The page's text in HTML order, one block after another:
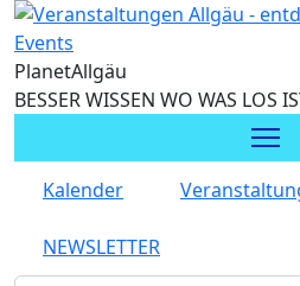
PlanetAllgäu
BESSER WISSEN WO WAS LOS
Kalender
NEWSLETTER